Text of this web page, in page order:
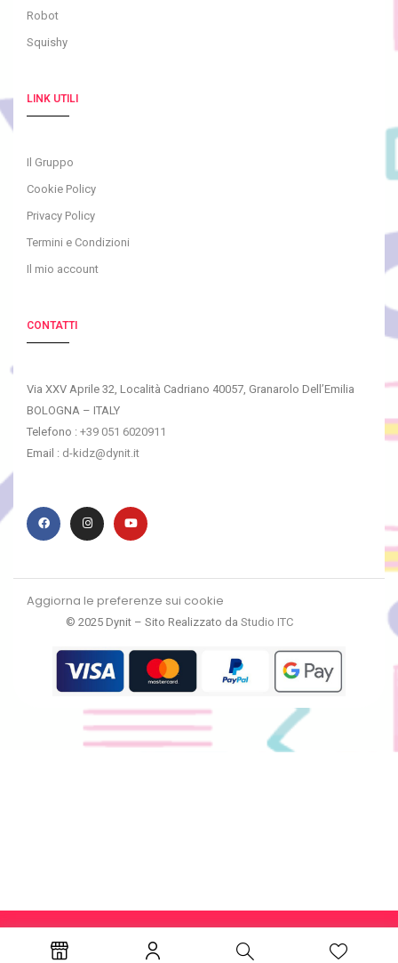
Robot
Squishy
LINK UTILI
Il Gruppo
Cookie Policy
Privacy Policy
Termini e Condizioni
Il mio account
CONTATTI
Via XXV Aprile 32, Località Cadriano 40057, Granarolo Dell’Emilia
BOLOGNA – ITALY
Telefono : +39 051 6020911
Email : d-kidz@dynit.it
Aggiorna le preferenze sui cookie
© 2025 Dynit – Sito Realizzato da Studio ITC
RECEDI DAL CONTRATTO